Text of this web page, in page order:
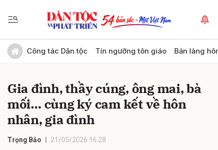
Công tác Dân tộc Tín ngưỡng tôn giáo Bản làng
Gia đình, thầy cúng, ông mai, bà
mối… cùng ký cam kết về hôn
nhân, gia đình
Trọng Bảo 21/05/2026 16:28
Gửi bình luận